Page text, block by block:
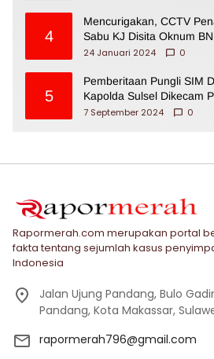
4
Mencurigakan, CCTV
Sabu KJ Disita Oknum
24 Januari 2024
0
5
Pemberitaan Pungli SIM
Kapolda Sulsel Dikecam
7 September 2024
0
Rapormerah.com merupakan portal
fakta tentang sejumlah kasus
Indonesia
Jalan Ujung Pandang, Bulo
Pandang, Kota Makassar,
rapormerah796@gmail.com